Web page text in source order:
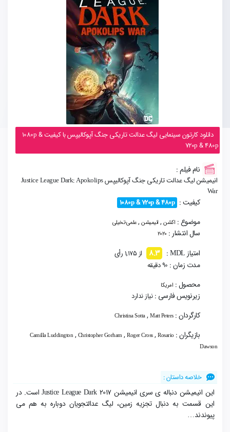
دانلود کارتون سینمایی لیگ عدالت تاریکی جنگ آپوکالیپس با کیفیت 1080p &
720p & 480p
نام فیلم :
انیمیشن لیگ عدالت تاریکی جنگ آپوکالیپس Justice League Dark: Apokolips
War
کیفیت : 1080p & 720p & 480p
موضوع : اکشن , انیمیشن ,علمی-تخیلی
سال انتشار : 2020
امتیاز MDL : 8.3 از 1,175 رأی
مدت زمان : 90 دقیقه
محصول : امریکا
زیرنویس فارسی :نیاز ندارد
کارگردان : Christina Sotta, Matt Peters
بازیگران : Camilla Luddington, Christopher Gorham, Roger Cross, Rosario
Dawson
خلاصه داستان :
این انیمیشن دنباله ی سری انیمیشن Justice League Dark 2017 است. در
این قسمت به دنبال تجزیه زمین، لیگ عدالتجویان دوباره به هم می
پیوندند…